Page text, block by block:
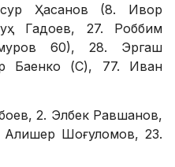
Ҳасанов (8. Ивор
Гадоев, 27. Роббим
60), 28. Эргаш
Баенко (С), 77. Иван
2. Элбек Равшанов,
Шоғуломов, 23.